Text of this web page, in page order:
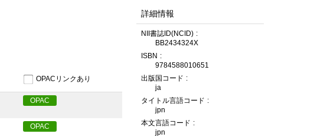
OPACリンクあり
OPAC
OPAC
詳細情報
NII書誌ID(NCID)
BB2434324X
ISBN
9784588010651
出版国コード
ja
タイトル言語コード
jpn
本文言語コード
jpn